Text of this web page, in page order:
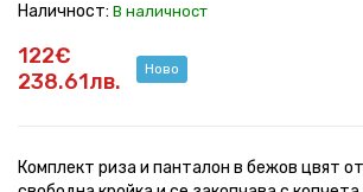
Наличност: В наличност
122€
238.61лв.
Ново
Комплект риза и панталон в бежов цвят